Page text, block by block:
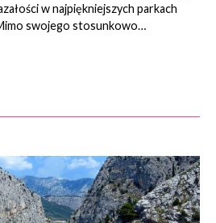
w najpiękniejszych parkach
swojego stosunkowo…